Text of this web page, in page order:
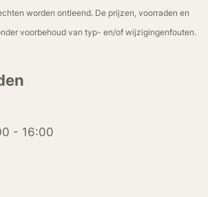
worden ontleend. De prijzen, voorraden en
voorbehoud van typ- en/of wijzigingenfouten.
- 16:00